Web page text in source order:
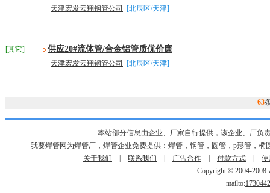
天津宏发云翔钢管公司 [北辰区/天津]
[其它] 供应20#流体管/合金铝管质优价廉
天津宏发云翔钢管公司 [北辰区/天津]
63
本站部分信息由企业、厂家自行提供，该企业、厂负
我要焊管网为焊管厂，焊管企业免费提供：焊管，钢管，圆管，p形管，
关于我们
联系我们 广告合作 付款方式
Copyright © 2004-2008
mailto: